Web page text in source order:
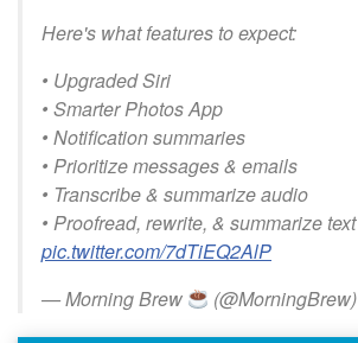
Here's what features to expect:
• Upgraded Siri
• Smarter Photos App
• Notification summaries
• Prioritize messages & emails
• Transcribe & summarize audio
• Proofread, rewrite, & summarize text
pic.twitter.com/7dTiEQ2AlP
— Morning Brew
(@MorningBrew)